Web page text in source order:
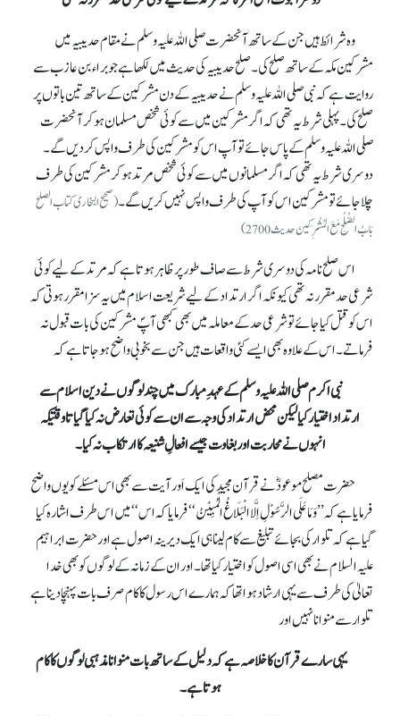
وہ شرائط ہیں جن کے ساتھ آنحضرت صلی اللہ علیہ وسلم نے مقام حدیبیہ میں
مشرکین مکہ کے ساتھ صلح کی۔ صلح حدیبیہ کی حدیث میں لکھا ہے جو براء بن عازب سے
روایت ہے کہ نبی صلی اللہ علیہ وسلم نے حدیبیہ کے دن مشرکین کے ساتھ تین باتوں پر
صلح کی۔ پہلی شرط یہ تھی کہ اگر مشرکین میں سے کوئی شخص مسلمان ہو کر آنحضرت
صلی اللہ علیہ وسلم کے پاس جائے تو آپ اس کو مشرکین کی طرف واپس کر دیں گے۔
دوسری شرط یہ تھی کہ اگر مسلمانوں میں سے کوئی شخص مرتد ہو کر مشرکین کی طرف
چلا جائے تو مشرکین اس کو آپ کی طرف واپس نہیں کریں گے۔( صحیح البخاری کتاب الصلح
بَابُ الصُّلْحِ مَعَ المُشْرِكِينَ حدیث 2700)
اس صلح نامہ کی دوسری شرط سے صاف طور پر ظاہر ہوتا ہے کہ مرتد کے لیے کوئی
شرعی حد مقرر نہ تھی کیونکہ اگر ارتداد کے لیے شریعت اسلام میں یہ سزا مقرر ہوتی کہ
اس کو قتل کیا جائے تو شرعی حد کے معاملہ میں بھی کبھی آپؐ مشرکین کی بات قبول نہ
فرماتے۔ اس کے علاوہ بھی ایسے کئی واقعات ہیں جن سے بخوبی واضح ہو جاتا ہے کہ
نبی اکرم صلی اللہ علیہ وسلم کے عہد ِمبارک میں چند لوگوں نے دین اسلام سے
ارتداد اختیار کیا لیکن محض ارتداد کی وجہ سے ان سے کوئی تعارض نہ کیا گیا تاوقتیکہ
انہوں نے محاربت اور بغاوت جیسے افعالِ شنیعہ کا ارتکاب نہ کیا۔
حضرت مصلح موعودؓ نے قرآن مجید کی ایک اَور آیت سے بھی اس مسئلے کو یوں واضح
فرمایا ہے کہ ’’وَمَاعَلَی الرَّسُوْلِ اِلَّاالْبَلَاغُ الْمُبِیْنُ‘‘فرمایا کہ اس ‘‘میں اس طرف اشارہ کیا
گیا ہے کہ تلوار کی بجائے تبلیغ سے کام لینا ہی ایک دیرینہ اصول ہے اور حضرت ابراہیم
علیہ السلام نے بھی اسی اصول کو اختیار کیا تھا۔ اور ان کے زمانہ کے لوگوں کو بھی خدا
تعالیٰ کی طرف سے یہی ارشاد ہوا تھا کہ ہمارے اس رسول کا کام صرف بات پہنچا دینا ہے
تلوار سے منوانا نہیں اور
یہی سارے قرآن کا خلاصہ ہے کہ دلیل کے ساتھ بات منوانا مذہبی لوگوں کا کام
ہوتا ہے۔